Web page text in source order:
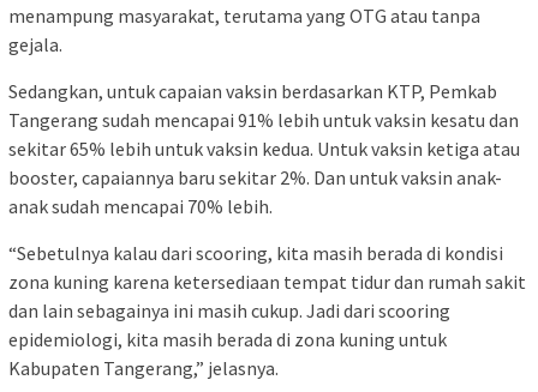
menampung masyarakat, terutama yang OTG atau tanpa
gejala.
Sedangkan, untuk capaian vaksin berdasarkan KTP, Pemkab
Tangerang sudah mencapai 91% lebih untuk vaksin kesatu dan
sekitar 65% lebih untuk vaksin kedua. Untuk vaksin ketiga atau
booster, capaiannya baru sekitar 2%. Dan untuk vaksin anak-
anak sudah mencapai 70% lebih.
“Sebetulnya kalau dari scooring, kita masih berada di kondisi
zona kuning karena ketersediaan tempat tidur dan rumah sakit
dan lain sebagainya ini masih cukup. Jadi dari scooring
epidemiologi, kita masih berada di zona kuning untuk
Kabupaten Tangerang,” jelasnya.